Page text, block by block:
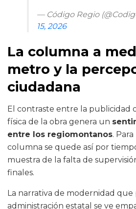
— Código Regio
15, 2026
La columna a
metro y la
ciudadana
El contraste entre la publicidad
física de la obra genera un
entre los regiomontanos.
columna se quede así por
muestra de la falta de
finales.
La narrativa de modernidad
administración estatal se ve